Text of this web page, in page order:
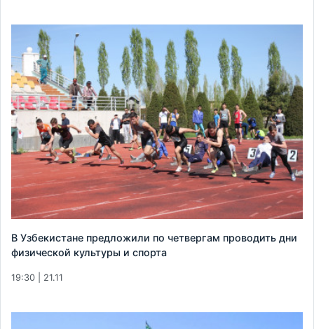
В Узбекистане предложили по четвергам проводить дни
физической культуры и спорта
19:30 | 21.11